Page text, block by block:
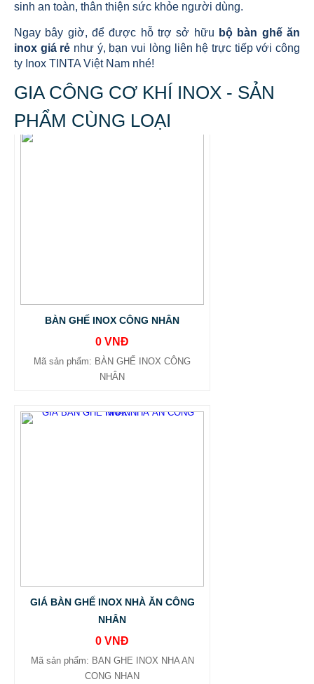
sinh an toàn, thân thiện sức khỏe người dùng.
Ngay bây giờ, để được hỗ trợ sở hữu bộ bàn ghế ăn
inox giá rẻ như ý, bạn vui lòng liên hệ trực tiếp với công
ty Inox TINTA Việt Nam nhé!
GIA CÔNG CƠ KHÍ INOX - SẢN
PHẨM CÙNG LOẠI
BÀN GHẾ INOX CÔNG NHÂN
0 VNĐ
Mã sản phẩm: BÀN GHẾ INOX CÔNG
NHÂN
GIÁ BÀN GHẾ INOX NHÀ ĂN CÔNG
NHÂN
0 VNĐ
Mã sản phẩm: BAN GHE INOX NHA AN
CONG NHAN